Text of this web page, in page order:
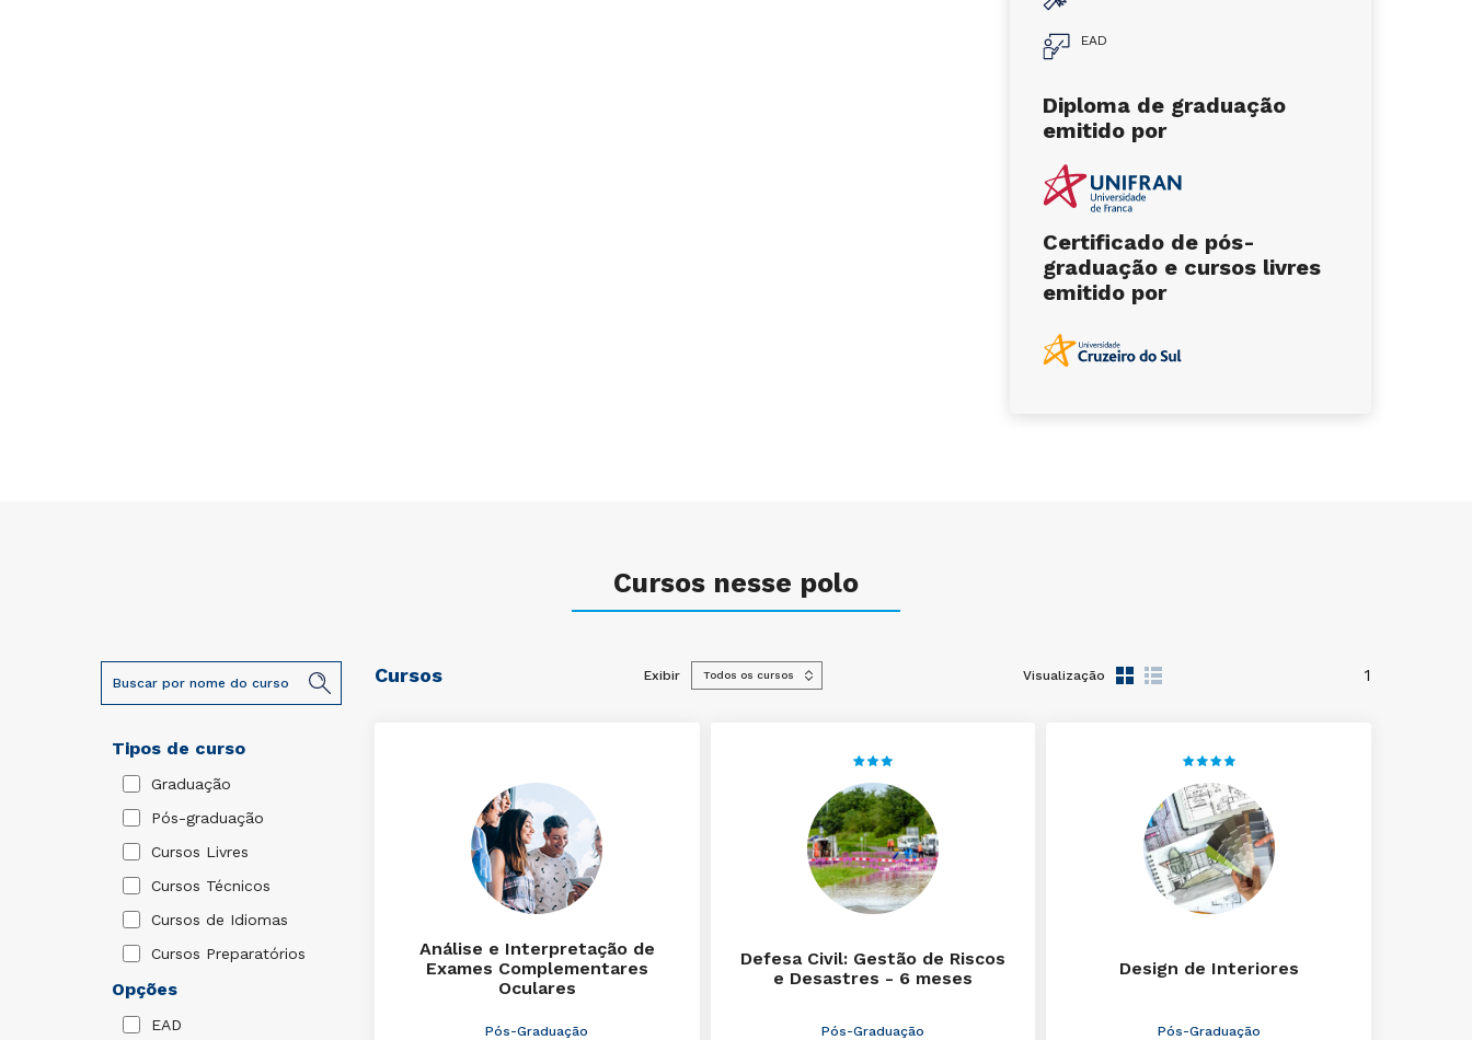
EAD
Diploma de graduação
emitido por
Certificado de pós-
graduação e cursos livres
emitido por
Cursos nesse polo
Tipos de curso
Graduação
Pós-graduação
Cursos Livres
Cursos Técnicos
Cursos de Idiomas
Cursos Preparatórios
Opções
EAD
Cursos Exibir Visualização 1
Análise e Interpretação de
Exames Complementares
Oculares
Pós-Graduação
Defesa Civil: Gestão de Riscos
e Desastres - 6 meses
Pós-Graduação
Design de Interiores
Pós-Graduação